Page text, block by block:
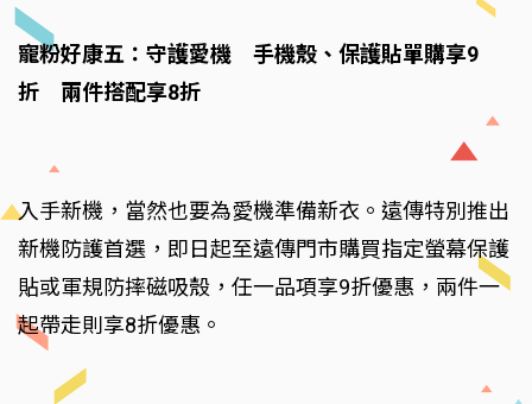
寵粉好康五：守護愛機 手機殼、保護貼單購享9
折 兩件搭配享8折
入手新機，當然也要為愛機準備新衣。遠傳特別推出
新機防護首選，即日起至遠傳門市購買指定螢幕保護
貼或軍規防摔磁吸殼，任一品項享9折優惠，兩件一
起帶走則享8折優惠。